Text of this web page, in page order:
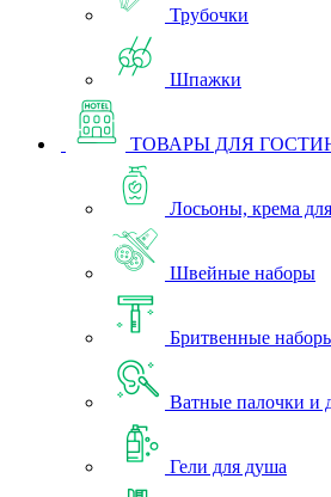
Трубочки
Шпажки
ТОВАРЫ ДЛЯ
Лосьоны, крема
Швейные наборы
Бритвенные
Ватные палочки и
Гели для душа